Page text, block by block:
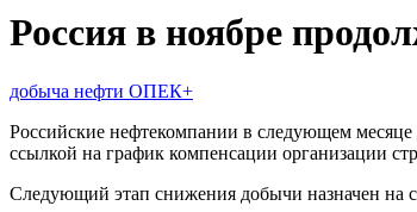
Россия в ноябре
добыча нефти ОПЕК+
Российские нефтекомпании в следующем месяце
ссылкой на график компенсации организации
Следующий этап снижения добычи назначен на